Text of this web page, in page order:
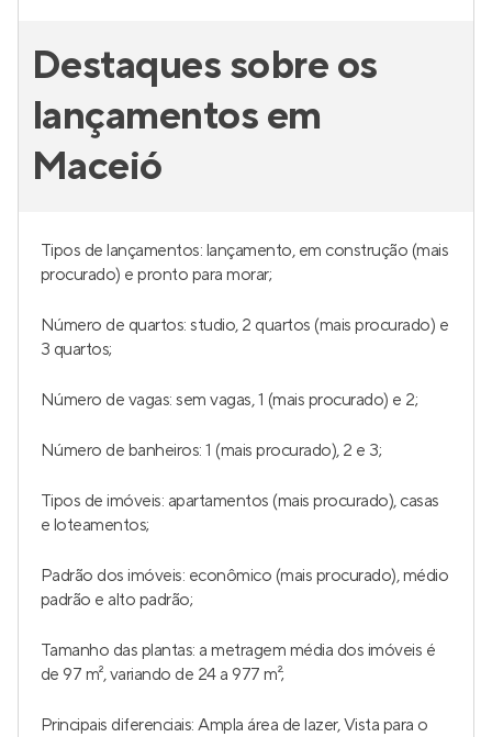
Destaques sobre os
lançamentos em
Maceió
Tipos de lançamentos: lançamento, em construção (mais
procurado) e pronto para morar;
Número de quartos: studio, 2 quartos (mais procurado) e
3 quartos;
Número de vagas: sem vagas, 1 (mais procurado) e 2;
Número de banheiros: 1 (mais procurado), 2 e 3;
Tipos de imóveis: apartamentos (mais procurado), casas
e loteamentos;
Padrão dos imóveis: econômico (mais procurado), médio
padrão e alto padrão;
Tamanho das plantas: a metragem média dos imóveis é
de 97 m², variando de 24 a 977 m²;
Principais diferenciais: Ampla área de lazer, Vista para o